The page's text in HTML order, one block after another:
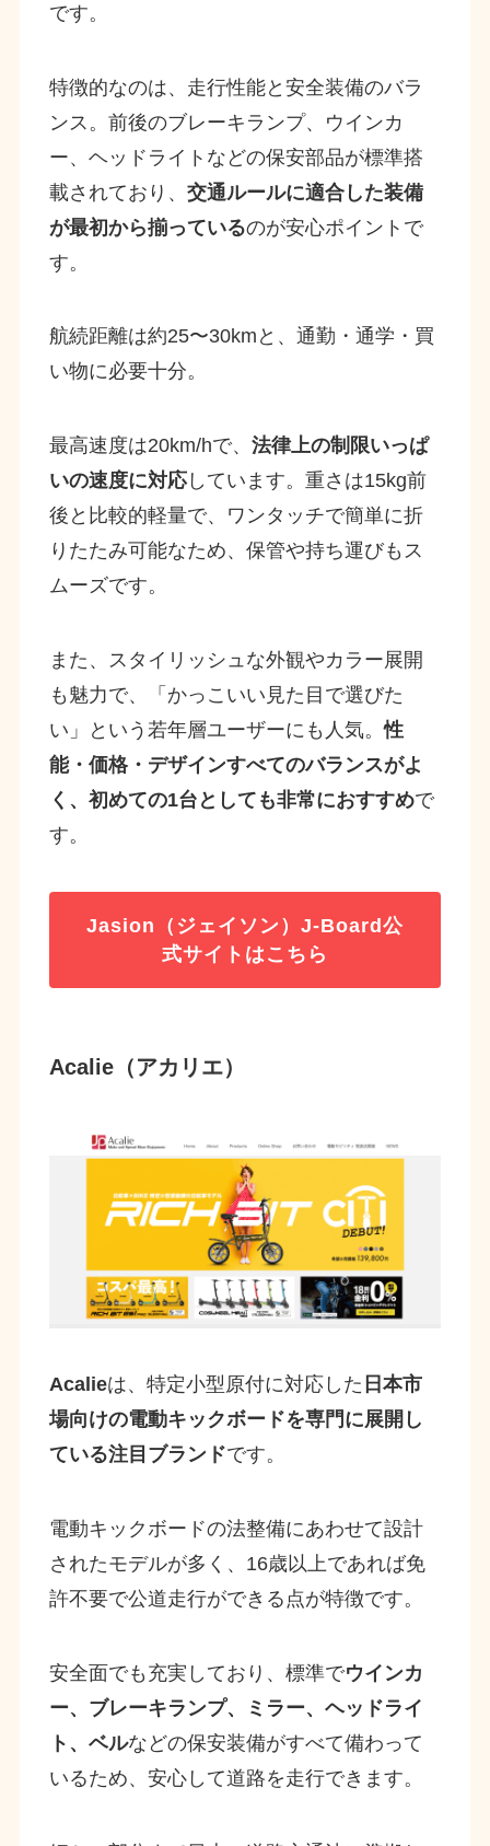
です。
特徴的なのは、走行性能と安全装備のバラ
ンス。前後のブレーキランプ、ウインカ
ー、ヘッドライトなどの保安部品が標準搭
載されており、 交通ルールに適合した装備
が最初から揃っているのが安心ポイントで
す。
航続距離は約25〜30kmと、通勤・通学・買
い物に必要十分。
最高速度は20km/hで、 法律上の制限いっぱ
いの速度に対応しています。重さは15kg前
後と比較的軽量で、ワンタッチで簡単に折
りたたみ可能なため、保管や持ち運びもス
ムーズです。
また、スタイリッシュな外観やカラー展開
も魅力で、「かっこいい見た目で選びた
い」という若年層ユーザーにも人気。性
能・価格・デザインすべてのバランスがよ
く、初めての1台としても非常におすすめで
す。
Jasion（ジェイソン）J-Board公
式サイトはこちら
Acalie（アカリエ）
Acalieは、特定小型原付に対応した 日本市
場向けの電動キックボードを専門に展開し
ている注目ブランドです。
電動キックボードの法整備にあわせて設計
されたモデルが多く、16歳以上であれば免
許不要で公道走行ができる点が特徴です。
安全面でも充実しており、標準でウインカ
ー、ブレーキランプ、ミラー、ヘッドライ
ト、ベルなどの保安装備がすべて備わって
いるため、安心して道路を走行できます。